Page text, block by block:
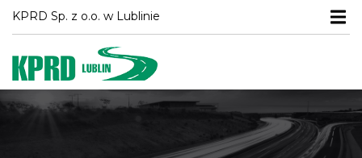
KPRD Sp. z o.o. w Lublinie